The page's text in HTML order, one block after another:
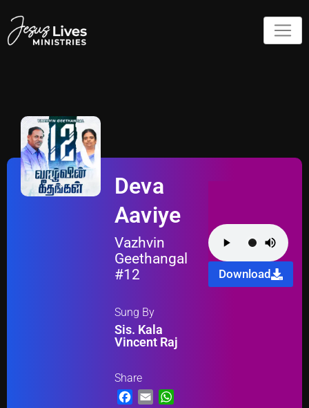
Deva
Aaviye
Vazhvin
Geethangal
#12
Sung By
Sis. Kala
Vincent Raj
Share
Facebook
Email
Download